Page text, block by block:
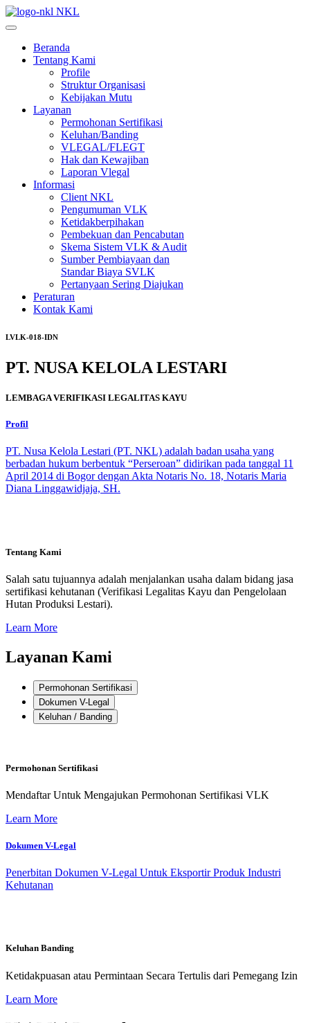
NKL
Beranda
Tentang Kami
Profile
Struktur Organisasi
Kebijakan Mutu
Layanan
Permohonan Sertifikasi
Keluhan/Banding
VLEGAL/FLEGT
Hak dan Kewajiban
Laporan Vlegal
Informasi
Client NKL
Pengumuman VLK
Ketidakberpihakan
Pembekuan dan Pencabutan
Skema Sistem VLK & Audit
Sumber Pembiayaan dan
Standar Biaya SVLK
Pertanyaan Sering Diajukan
Peraturan
Kontak Kami
LVLK-018-IDN
PT. NUSA KELOLA LESTARI
LEMBAGA VERIFIKASI LEGALITAS KAYU
Profil
PT. Nusa Kelola Lestari (PT. NKL) adalah badan usaha yang
berbadan hukum berbentuk “Perseroan” didirikan pada tanggal 11
April 2014 di Bogor dengan Akta Notaris No. 18, Notaris Maria
Diana Linggawidjaja, SH.
Tentang Kami
Salah satu tujuannya adalah menjalankan usaha dalam bidang jasa
sertifikasi kehutanan (Verifikasi Legalitas Kayu dan Pengelolaan
Hutan Produksi Lestari).
Learn More
Layanan Kami
Permohonan Sertifikasi
Dokumen V-Legal
Keluhan / Banding
Permohonan Sertifikasi
Mendaftar Untuk Mengajukan Permohonan Sertifikasi VLK
Learn More
Dokumen V-Legal
Penerbitan Dokumen V-Legal Untuk Eksportir Produk Industri
Kehutanan
Keluhan Banding
Ketidakpuasan atau Permintaan Secara Tertulis dari Pemegang Izin
Learn More